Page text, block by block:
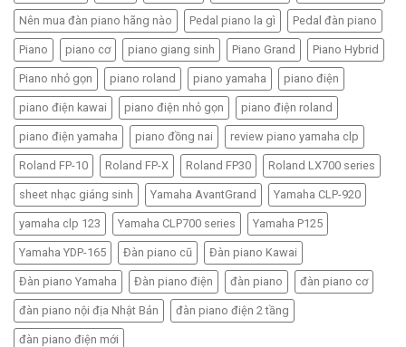
Nên mua đàn piano hãng nào Pedal piano la gì Pedal đàn piano
Piano piano cơ piano giang sinh Piano Grand Piano Hybrid
Piano nhỏ gọn piano roland piano yamaha piano điện
piano điện kawai piano điện nhỏ gọn piano điện roland
piano điện yamaha piano đồng nai review piano yamaha clp
Roland FP-10 Roland FP-X Roland FP30 Roland LX700 series
sheet nhạc giáng sinh Yamaha AvantGrand Yamaha CLP-920
yamaha clp 123 Yamaha CLP700 series Yamaha P125
Yamaha YDP-165 Đàn piano cũ Đàn piano Kawai
Đàn piano Yamaha Đàn piano điện đàn piano đàn piano cơ
đàn piano nội địa Nhật Bản đàn piano điện 2 tầng
đàn piano điện mới